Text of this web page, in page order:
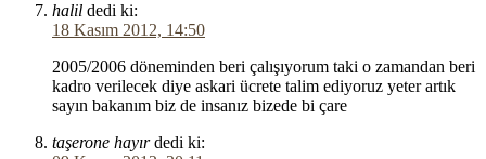
halil dedi ki:
18 Kasım 2012, 14:50
2005/2006 döneminden beri çalışıyorum taki o zamandan beri
kadro verilecek diye askari ücrete talim ediyoruz yeter artık
sayın bakanım biz de insanız bizede bi çare
taşerone hayır dedi ki: